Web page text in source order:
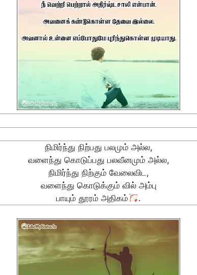
நிமிர்ந்து நிற்பது பலமும் அல்ல,
வளைந்து கொடுப்பது பலவீனமும் அல்ல,
நிமிர்ந்து நிற்கும் வேலைவிட,
வளைந்து கொடுக்கும் வில் அம்பு
பாயும் தூரம் அதிகம்
.